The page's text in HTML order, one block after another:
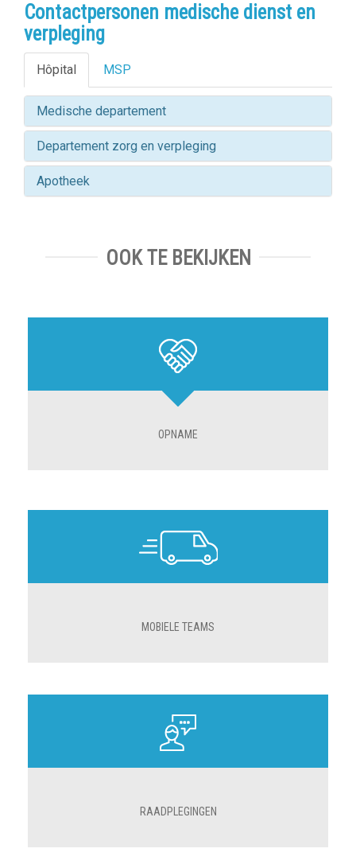
Contactpersonen medische dienst en
verpleging
Hôpital MSP
Medische departement
Departement zorg en verpleging
Apotheek
OOK TE BEKIJKEN
OPNAME
MOBIELE TEAMS
RAADPLEGINGEN